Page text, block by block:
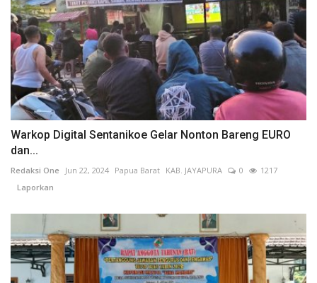
Warkop Digital Sentanikoe Gelar Nonton Bareng EURO
dan...
Redaksi One Jun 22, 2024 Papua Barat KAB. JAYAPURA 0
1217
Laporkan